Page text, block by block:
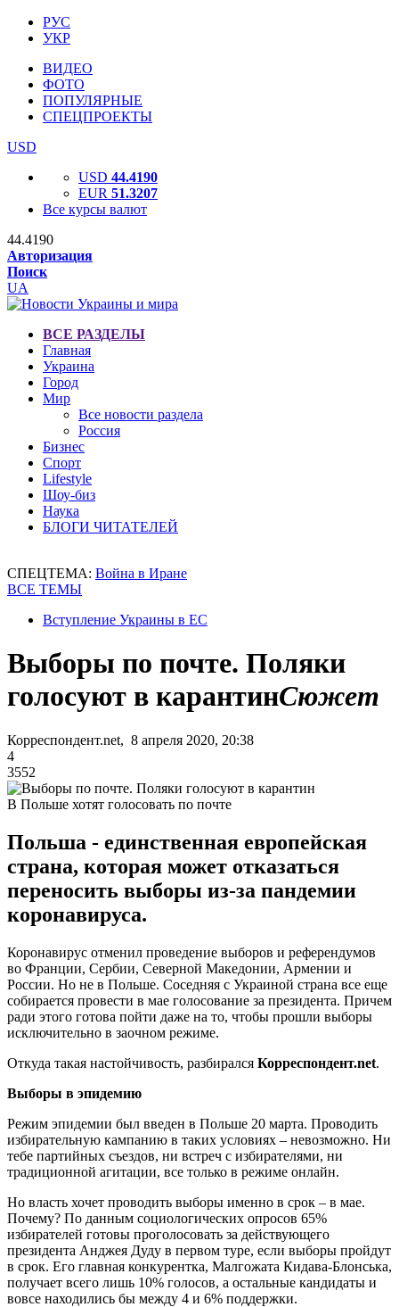
РУС
УКР
ВИДЕО
ФОТО
ПОПУЛЯРНЫЕ
СПЕЦПРОЕКТЫ
USD
USD 44.4190
EUR 51.3207
Все курсы валют
44.4190
Авторизация
Поиск
UA
ВСЕ РАЗДЕЛЫ
Главная
Украина
Город
Мир
Все новости раздела
Россия
Бизнес
Спорт
Lifestyle
Шоу-биз
Наука
БЛОГИ ЧИТАТЕЛЕЙ
СПЕЦТЕМА: Война в Иране
ВСЕ ТЕМЫ
Вступление Украины в ЕС
Выборы по почте. Поляки
голосуют в карантинСюжет
Корреспондент.net, 8 апреля 2020, 20:38
4
3552
В Польше хотят голосовать по почте
Польша - единственная европейская
страна, которая может отказаться
переносить выборы из-за пандемии
коронавируса.
Коронавирус отменил проведение выборов и референдумов
во Франции, Сербии, Северной Македонии, Армении и
России. Но не в Польше. Соседняя с Украиной страна все еще
собирается провести в мае голосование за президента. Причем
ради этого готова пойти даже на то, чтобы прошли выборы
исключительно в заочном режиме.
Откуда такая настойчивость, разбирался Корреспондент.net.
Выборы в эпидемию
Режим эпидемии был введен в Польше 20 марта. Проводить
избирательную кампанию в таких условиях – невозможно. Ни
тебе партийных съездов, ни встреч с избирателями, ни
традиционной агитации, все только в режиме онлайн.
Но власть хочет проводить выборы именно в срок – в мае.
Почему? По данным социологических опросов 65%
избирателей готовы проголосовать за действующего
президента Анджея Дуду в первом туре, если выборы пройдут
в срок. Его главная конкурентка, Малгожата Кидава-Блонська,
получает всего лишь 10% голосов, а остальные кандидаты и
вовсе находились бы между 4 и 6% поддержки.